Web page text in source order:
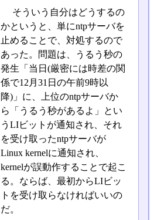
そういう自分はどうするの
かというと、単にntpサーバを
止めることで、対処するので
あった。問題は、うるう秒の
発生「当日(厳密には時差の関
係で12月31日の午前9時以
降)」に、上位のntpサーバか
ら「うるう秒があるよ」とい
うLIビットが通知され、それ
を受け取ったntpサーバが
Linux kernelに通知され、
kernelが誤動作することで起こ
る。ならば、最初からLIビッ
トを受け取らなければいいの
だ。